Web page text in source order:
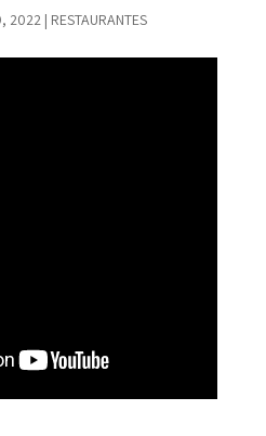
2022| RESTAURANTES